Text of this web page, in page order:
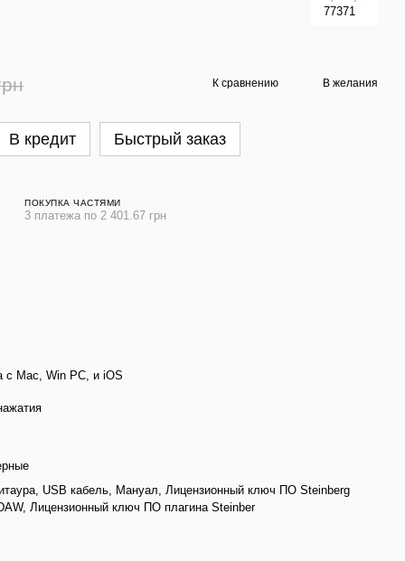
77371
К сравнению В желания
В кредит Быстрый заказ
ПОКУПКА ЧАСТЯМИ
3 платежа по 2 401.67 грн
с Mac, Win PC, и iOS
USB кабель, Мануал, Лицензионный ключ ПО Steinberg
Лицензионный ключ ПО плагина Steinber